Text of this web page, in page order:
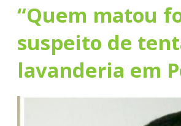
“Quem matou
suspeito de
lavanderia em